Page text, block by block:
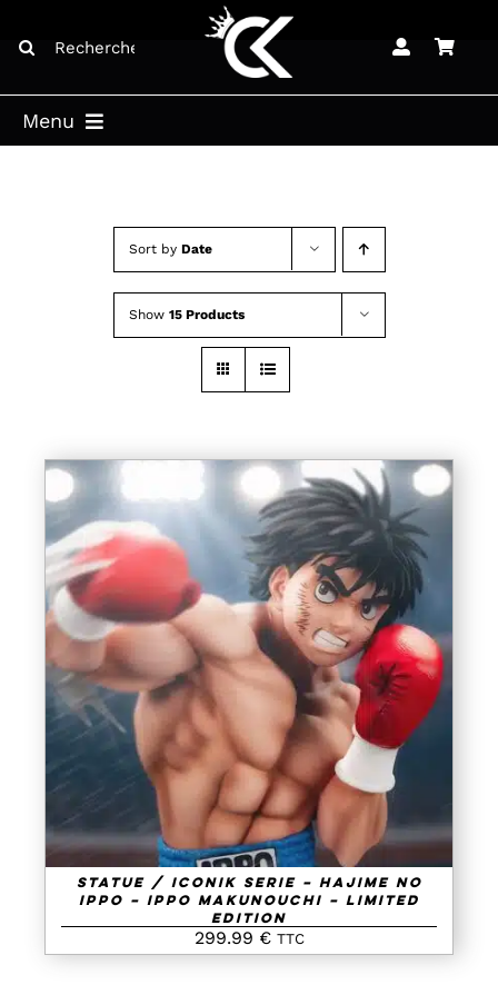
content
for:
Menu
Sort by Date
Show 15 Products
AJOUTER AU PANIER
/
DETAILS
Statue / IConiK Serie – Hajime No
Ippo – Ippo Makunouchi – Limited
Edition
299.99 € TTC